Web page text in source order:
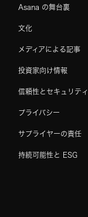
Asana の舞台裏
文化
メディアによる記事
投資家向け情報
信頼性とセキュリティ
プライバシー
サプライヤーの責任
持続可能性と ESG